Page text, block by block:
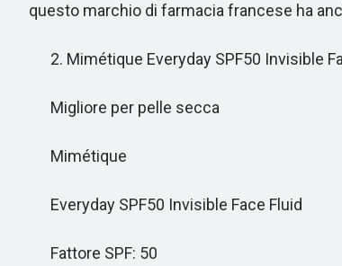
questo marchio di farmacia francese ha
2. Mimétique Everyday SPF50 Invisible
Migliore per pelle secca
Mimétique
Everyday SPF50 Invisible Face Fluid
Fattore SPF: 50